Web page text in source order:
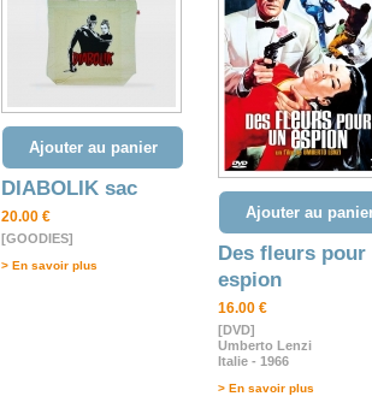
Ajouter au panier
DIABOLIK sac
20.00 €
[GOODIES]
> En savoir plus
Ajouter au
Des fleurs pour
espion
16.00 €
[DVD]
Umberto Lenzi
Italie - 1966
> En savoir plus